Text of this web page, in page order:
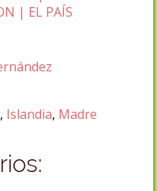
| EL PAÍS
, Islandia, Madre